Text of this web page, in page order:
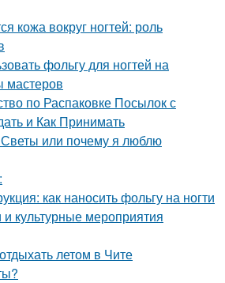
кожа вокруг ногтей: роль
фольгу для ногтей на
мастеров
по Распаковке Посылок с
и Как Принимать
или почему я люблю
как наносить фольгу на ногти
культурные мероприятия
летом в Чите